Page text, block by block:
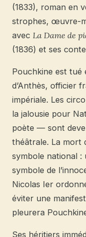
(1833), roman en
strophes, œuvre-
avec La Dame de
(1836) et ses
Pouchkine est tué
d’Anthès, officier
impériale. Les
la jalousie pour
poète — sont
théâtrale. La mort
symbole national
symbole de
Nicolas Ier
éviter une
pleurera
Ses héritiers